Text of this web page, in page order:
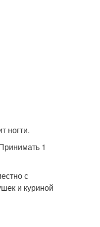
ногти.
1
с
и куриной